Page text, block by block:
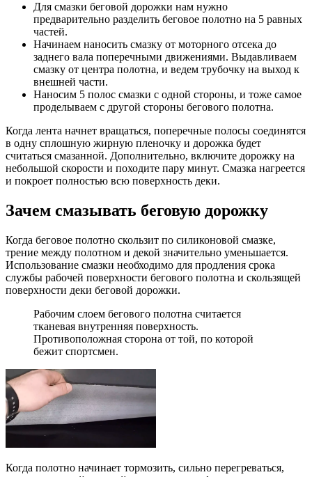
Для смазки беговой дорожки нам нужно
предварительно разделить беговое полотно на 5 равных
частей.
Начинаем наносить смазку от моторного отсека до
заднего вала поперечными движениями. Выдавливаем
смазку от центра полотна, и ведем трубочку на выход к
внешней части.
Наносим 5 полос смазки с одной стороны, и тоже самое
проделываем с другой стороны бегового полотна.
Когда лента начнет вращаться, поперечные полосы соединятся
в одну сплошную жирную пленочку и дорожка будет
считаться смазанной. Дополнительно, включите дорожку на
небольшой скорости и походите пару минут. Смазка нагреется
и покроет полностью всю поверхность деки.
Зачем смазывать беговую дорожку
Когда беговое полотно скользит по силиконовой смазке,
трение между полотном и декой значительно уменьшается.
Использование смазки необходимо для продления срока
службы рабочей поверхности бегового полотна и скользящей
поверхности деки беговой дорожки.
Рабочим слоем бегового полотна считается
тканевая внутренняя поверхность.
Противоположная сторона от той, по которой
бежит спортсмен.
Когда полотно начинает тормозить, сильно перегреваться,